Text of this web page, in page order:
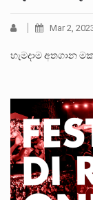
Mar 2,
හැමදාම අතගාන